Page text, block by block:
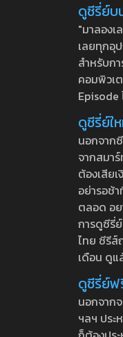
ดูซีรี่ย์บ
"มาลอง
เลยทุกอุ
สำหรับก
คอมพิวเ
Episode
ดูซีรี่ย์ใ
นอกจาก
จากสมา
ต้องเสีย
อย่ารอช้
ตลอด อย
การดูซีรี่
ไทย ซีรีส์
เดือน ดูแ
ดูซีรี่ย์ฟ
นอกจาก
ฯลฯ ประ